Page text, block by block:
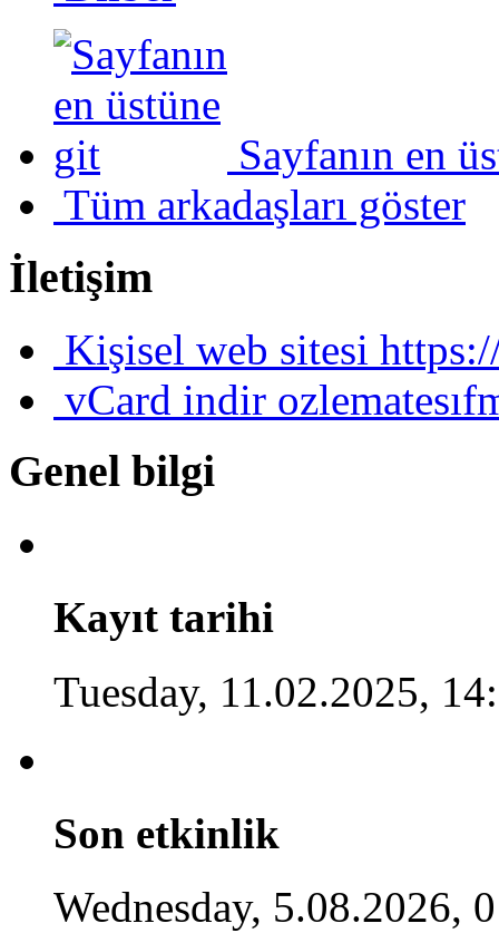
Sayfanın en
Tüm arkadaşları göster
İletişim
Kişisel web sitesi
vCard indir
Genel bilgi
Kayıt tarihi
Tuesday, 11.02.2025,
Son etkinlik
Wednesday, 5.08.2026,